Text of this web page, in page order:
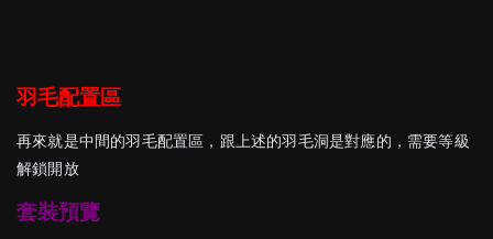
羽毛配置區
再來就是中間的羽毛配置區，跟上述的羽毛洞是對應的，需要等級
解鎖開放
套裝預覽